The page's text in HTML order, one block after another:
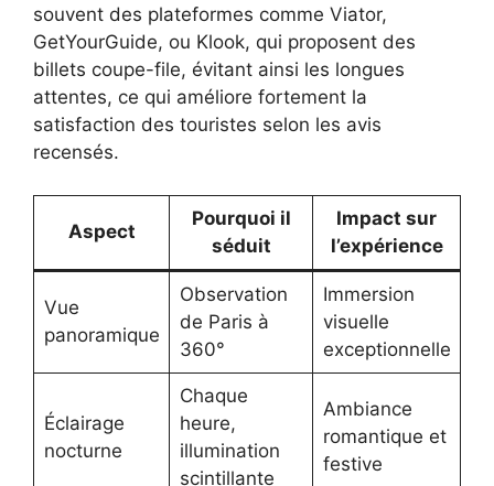
souvent des plateformes comme Viator,
GetYourGuide, ou Klook, qui proposent des
billets coupe-file, évitant ainsi les longues
attentes, ce qui améliore fortement la
satisfaction des touristes selon les avis
recensés.
Aspect
Pourquoi il
séduit
Impact sur
l’expérience
Vue
panoramique
Observation
de Paris à
360°
Immersion
visuelle
exceptionnelle
Éclairage
nocturne
Chaque
heure,
illumination
scintillante
Ambiance
romantique et
festive